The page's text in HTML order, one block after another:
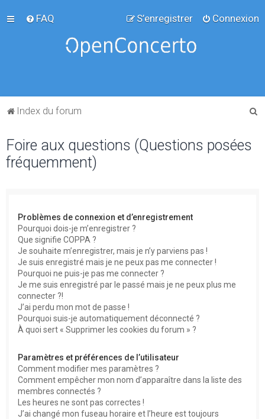
FAQ Connexion
S’enregistrer
Index du forum
Foire aux questions (Questions posées
fréquemment)
Problèmes de connexion et d’enregistrement
Pourquoi dois-je m’enregistrer ?
Que signifie COPPA ?
Je souhaite m’enregistrer, mais je n’y parviens pas !
Je suis enregistré mais je ne peux pas me connecter !
Pourquoi ne puis-je pas me connecter ?
Je me suis enregistré par le passé mais je ne peux plus me
connecter ?!
J’ai perdu mon mot de passe !
Pourquoi suis-je automatiquement déconnecté ?
À quoi sert « Supprimer les cookies du forum » ?
Paramètres et préférences de l’utilisateur
Comment modifier mes paramètres ?
Comment empêcher mon nom d’apparaître dans la liste des
membres connectés ?
Les heures ne sont pas correctes !
J’ai changé mon fuseau horaire et l’heure est toujours